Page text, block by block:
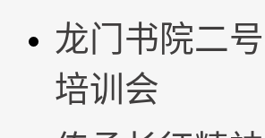
龙门书院二
培训会